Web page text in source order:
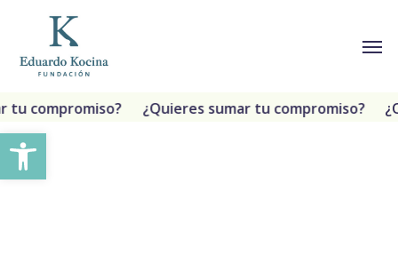
Abrir barra de herramientas
contenido
tu compromiso? ¿Quieres sumar tu compromiso?